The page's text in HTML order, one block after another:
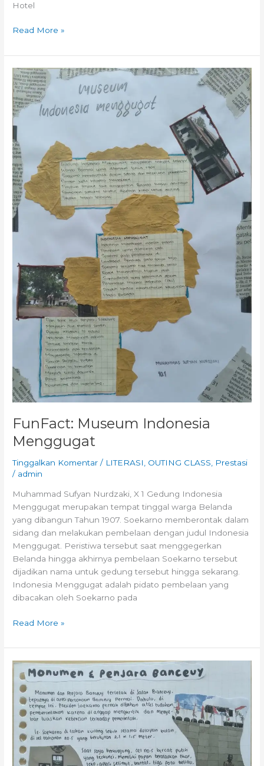
Hotel
Read More »
FunFact: Museum Indonesia
Menggugat
Tinggalkan Komentar / LITERASI OUTING CLASS
Prestasi
/ admin
Muhammad Sufyan Nurdzaki, X 1 Gedung Indonesia
Menggugat merupakan tempat tinggal warga Belanda
yang dibangun Tahun 1907. Soekarno memberontak dalam
sidang dan melakukan pembelaan dengan judul Indonesia
Menggugat. Peristiwa tersebut saat menggegerkan
Belanda hingga akhirnya pembelaan Soekarno tersebut
dijadikan nama untuk gedung tersebut hingga sekarang.
Indonesia Menggugat adalah pidato pembelaan yang
dibacakan oleh Soekarno pada
FunFact:
Museum
Indonesia
Menggugat
Read More »
Review
:Monumen
Penjara
Banceuy